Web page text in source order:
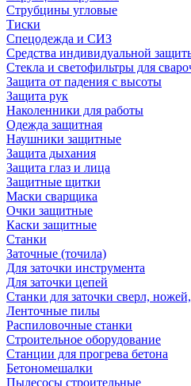
Струбцины угловые
Тиски
Спецодежда и СИЗ
Средства индивидуальной
Стекла и светофильтры для
Защита от падения с высоты
Защита рук
Наколенники для работы
Одежда защитная
Наушники защитные
Защита дыхания
Защита глаз и лица
Защитные щитки
Маски сварщика
Очки защитные
Каски защитные
Станки
Заточные (точила)
Для заточки инструмента
Для заточки цепей
Станки для заточки сверл,
Ленточные пилы
Распиловочные станки
Строительное оборудование
Станции для прогрева бетона
Бетономешалки
Пылесосы строительные